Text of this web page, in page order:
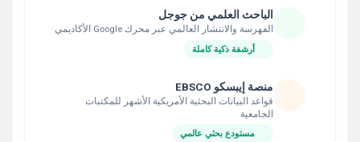
الباحث العلمي من جوجل
الفهرسة والانتشار العالمي عبر محرك Google الأكاديمي
أرشفة ذكية كاملة
منصة إيبسكو EBSCO
قواعد البيانات البحثية الأمريكية الأشهر للمكتبات
الجامعية
مستودع بحثي عالمي